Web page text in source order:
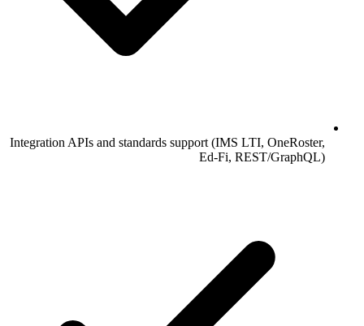
Integration APIs and standards support (IMS LTI, OneRoster,
Ed-Fi, REST/GraphQL)